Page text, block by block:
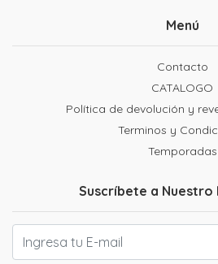
Menú
Contacto
CATALOGO
Política de devolución y
Terminos y
Temporadas
Suscríbete a Nuestro